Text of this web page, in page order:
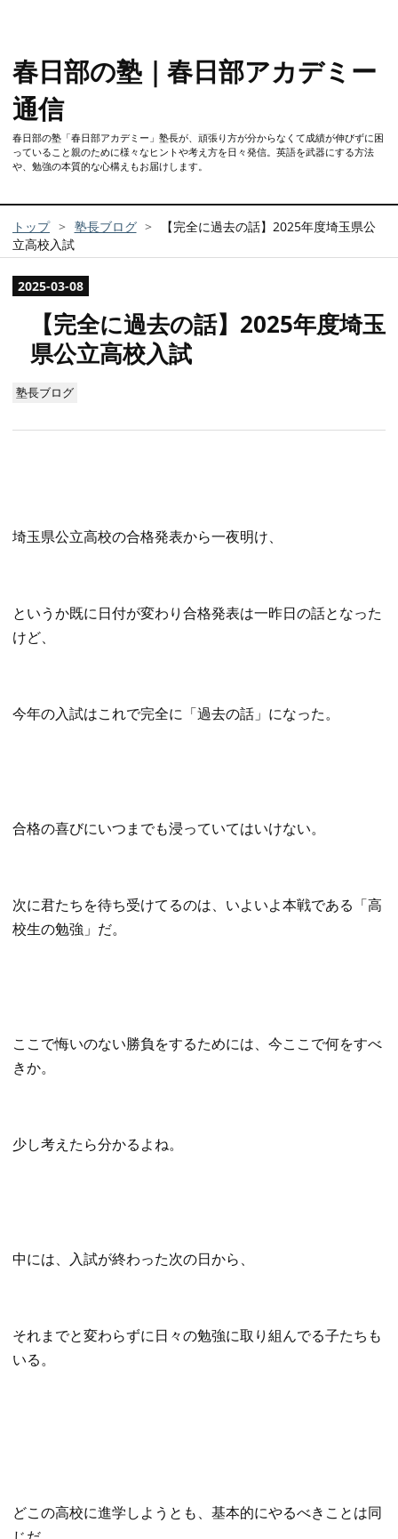
春日部の塾｜春日部アカデミー
通信
春日部の塾「春日部アカデミー」塾長が、頑張り方が分からなくて成績が伸びずに困
っていること親のために様々なヒントや考え方を日々発信。英語を武器にする方法
や、勉強の本質的な心構えもお届けします。
トップ > 塾長ブログ >
【完全に過去の話】2025年度埼玉県公
立高校入試
2025-03-08
【完全に過去の話】2025年度埼玉
県公立高校入試
塾長ブログ
埼玉県公立高校の合格発表から一夜明け、
というか既に日付が変わり合格発表は一昨日の話となった
けど、
今年の入試はこれで完全に「過去の話」になった。
合格の喜びにいつまでも浸っていてはいけない。
次に君たちを待ち受けてるのは、いよいよ本戦である「高
校生の勉強」だ。
ここで悔いのない勝負をするためには、今ここで何をすべ
きか。
少し考えたら分かるよね。
中には、入試が終わった次の日から、
それまでと変わらずに日々の勉強に取り組んでる子たちも
いる。
どこの高校に進学しようとも、基本的にやるべきことは同